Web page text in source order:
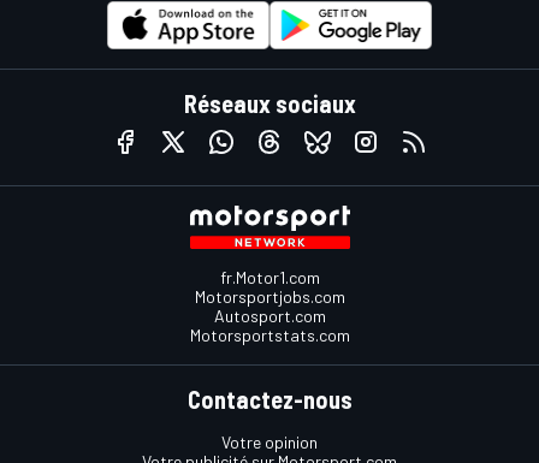
Réseaux sociaux
fr.Motor1.com
Motorsportjobs.com
Autosport.com
Motorsportstats.com
Contactez-nous
Votre opinion